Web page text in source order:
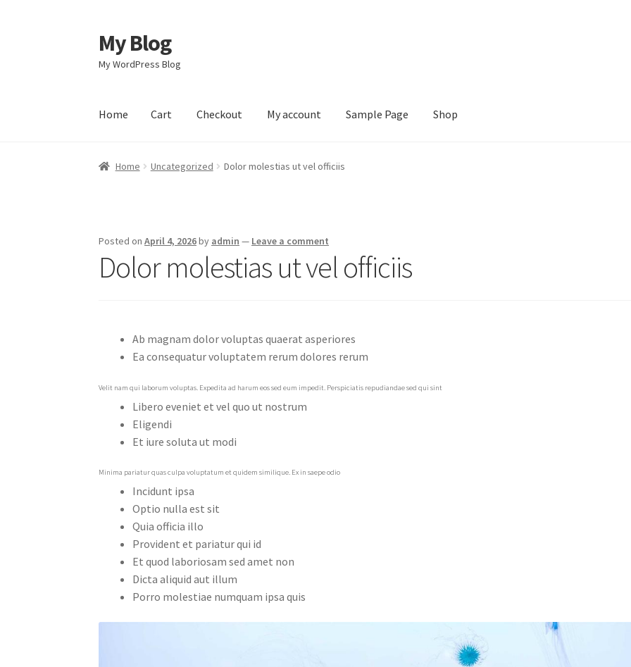
Skip
to
navigation
Skip
to
content
My Blog
My WordPress Blog
Home Cart Checkout My account Sample Page Shop
Home Checkout My account Sample Page Shop
Home Uncategorized Dolor molestias ut vel officiis
Posted onApril 4, 2026by admin — Leave a comment
Dolor molestias ut vel officiis
Ab magnam dolor voluptas quaerat asperiores
Ea consequatur voluptatem rerum dolores rerum
Velit nam qui laborum voluptas. Expedita ad harum eos sed eum impedit. Perspiciatis repudiandae sed qui sint
Libero eveniet et vel quo ut nostrum
Eligendi
Et iure soluta ut modi
Minima pariatur quas culpa voluptatum et quidem similique. Ex in saepe odio
Incidunt ipsa
Optio nulla est sit
Quia officia illo
Provident et pariatur qui id
Et quod laboriosam sed amet non
Dicta aliquid aut illum
Porro molestiae numquam ipsa quis